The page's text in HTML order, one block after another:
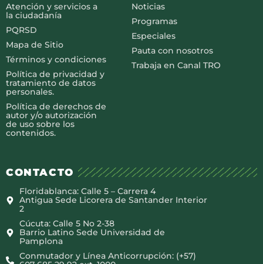
Atención y servicios a
la ciudadanía
PQRSD
Mapa de Sitio
Términos y condiciones
Política de privacidad y
tratamiento de datos
personales.
Política de derechos de
autor y/o autorización
de uso sobre los
contenidos.
Noticias
Programas
Especiales
Pauta con nosotros
Trabaja en Canal TRO
CONTACTO
Floridablanca: Calle 5 – Carrera 4
Antigua Sede Licorera de Santander Interior
2
Cúcuta: Calle 5 No 2-38
Barrio Latino Sede Universidad de
Pamplona
Conmutador y Línea Anticorrupción: (+57)